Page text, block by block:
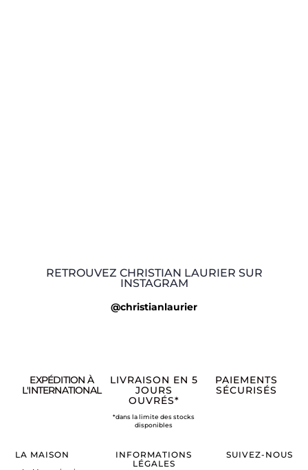
RETROUVEZ CHRISTIAN LAURIER SUR
INSTAGRAM
@christianlaurier
EXPÉDITION À
L'INTERNATIONAL
LIVRAISON EN 5
JOURS
OUVRÉS*
*dans la limite des stocks
disponibles
PAIEMENTS
SÉCURISÉS
LA MAISON
INFORMATIONS
LÉGALES
SUIVEZ-NOUS